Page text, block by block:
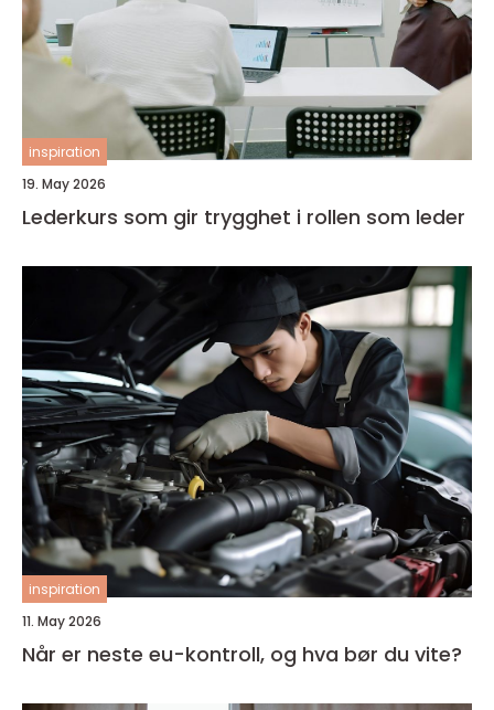
inspiration
19. May 2026
Lederkurs som gir trygghet i rollen som leder
inspiration
11. May 2026
Når er neste eu-kontroll, og hva bør du vite?